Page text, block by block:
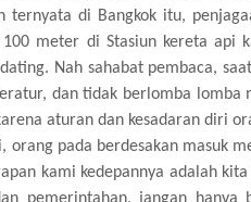
ternyata di Bangkok itu,
meter di Stasiun kereta api
Nah sahabat pembaca,
dan tidak berlomba lomba
aturan dan kesadaran diri
orang pada berdesakan masuk
kami kedepannya adalah kita